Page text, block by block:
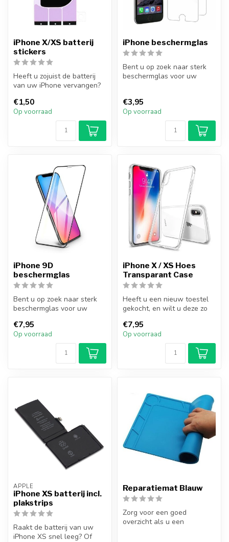
iPhone X/XS batterij
stickers
Heeft u zojuist de batterij
van uw iPhone vervangen?
€1,50
Op voorraad
iPhone beschermglas
Bent u op zoek naar sterk
beschermglas voor uw
€3,95
Op voorraad
iPhone 9D
beschermglas
Bent u op zoek naar sterk
beschermglas voor uw
beschermglas v...
€7,95
Op voorraad
iPhone X / XS Hoes
Transparant Case
Heeft u een nieuw toestel
gekocht, en wilt u deze zo
M...
€7,95
Op voorraad
APPLE
iPhone XS batterij incl.
plakstrips
Raakt de batterij van uw
iPhone XS snel leeg? Of
Reparatiemat Blauw
Zorg voor een goed
overzicht als u een